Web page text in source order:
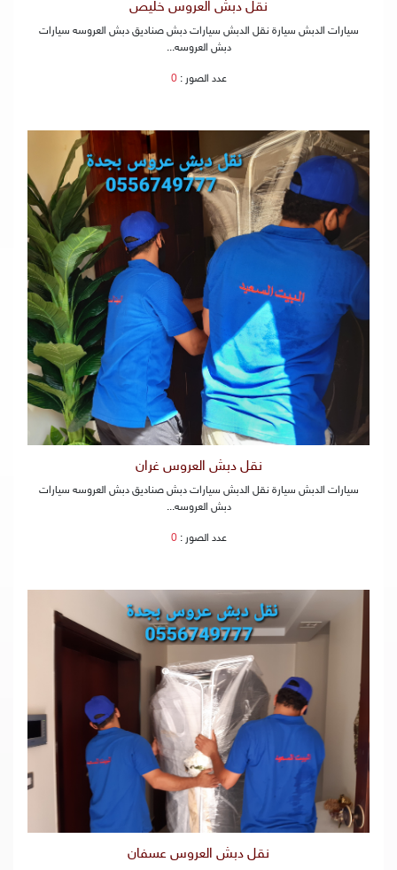
نقل دبش العروس خليص
سيارات الدبش سيارة نقل الدبش سيارات دبش صناديق دبش العروسه سيارات
دبش العروسه...
عدد الصور :0
نقل دبش العروس غران
سيارات الدبش سيارة نقل الدبش سيارات دبش صناديق دبش العروسه سيارات
دبش العروسه...
عدد الصور :0
نقل دبش العروس عسفان